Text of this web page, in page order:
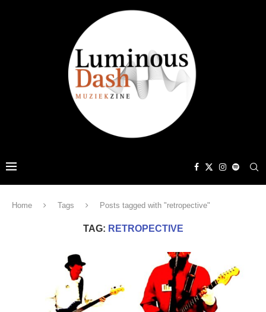
Home Tags Posts tagged with "retropective"
TAG: RETROPECTIVE